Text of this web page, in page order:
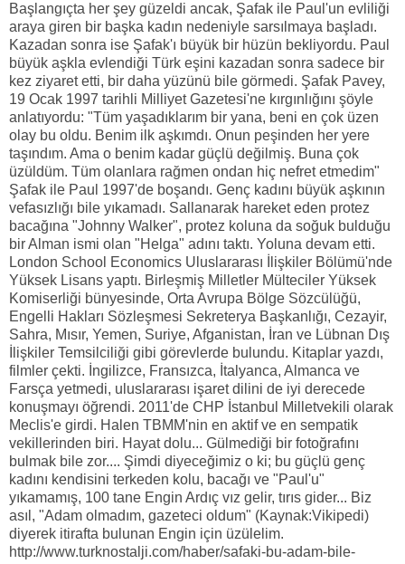
Başlangıçta her şey güzeldi ancak, Şafak ile Paul'un evliliği
araya giren bir başka kadın nedeniyle sarsılmaya başladı.
Kazadan sonra ise Şafak'ı büyük bir hüzün bekliyordu. Paul
büyük aşkla evlendiği Türk eşini kazadan sonra sadece bir
kez ziyaret etti, bir daha yüzünü bile görmedi. Şafak Pavey,
19 Ocak 1997 tarihli Milliyet Gazetesi'ne kırgınlığını şöyle
anlatıyordu: "Tüm yaşadıklarım bir yana, beni en çok üzen
olay bu oldu. Benim ilk aşkımdı. Onun peşinden her yere
taşındım. Ama o benim kadar güçlü değilmiş. Buna çok
üzüldüm. Tüm olanlara rağmen ondan hiç nefret etmedim"
Şafak ile Paul 1997'de boşandı. Genç kadını büyük aşkının
vefasızlığı bile yıkamadı. Sallanarak hareket eden protez
bacağına "Johnny Walker", protez koluna da soğuk bulduğu
bir Alman ismi olan "Helga" adını taktı. Yoluna devam etti.
London School Economics Uluslararası İlişkiler Bölümü'nde
Yüksek Lisans yaptı. Birleşmiş Milletler Mülteciler Yüksek
Komiserliği bünyesinde, Orta Avrupa Bölge Sözcülüğü,
Engelli Hakları Sözleşmesi Sekreterya Başkanlığı, Cezayir,
Sahra, Mısır, Yemen, Suriye, Afganistan, İran ve Lübnan Dış
İlişkiler Temsilciliği gibi görevlerde bulundu. Kitaplar yazdı,
filmler çekti. İngilizce, Fransızca, İtalyanca, Almanca ve
Farsça yetmedi, uluslararası işaret dilini de iyi derecede
konuşmayı öğrendi. 2011'de CHP İstanbul Milletvekili olarak
Meclis'e girdi. Halen TBMM'nin en aktif ve en sempatik
vekillerinden biri. Hayat dolu... Gülmediği bir fotoğrafını
bulmak bile zor.... Şimdi diyeceğimiz o ki; bu güçlü genç
kadını kendisini terkeden kolu, bacağı ve "Paul'u"
yıkamamış, 100 tane Engin Ardıç vız gelir, tırıs gider... Biz
asıl, "Adam olmadım, gazeteci oldum" (Kaynak:Vikipedi)
diyerek itirafta bulunan Engin için üzülelim.
http://www.turknostalji.com/haber/safaki-bu-adam-bile-